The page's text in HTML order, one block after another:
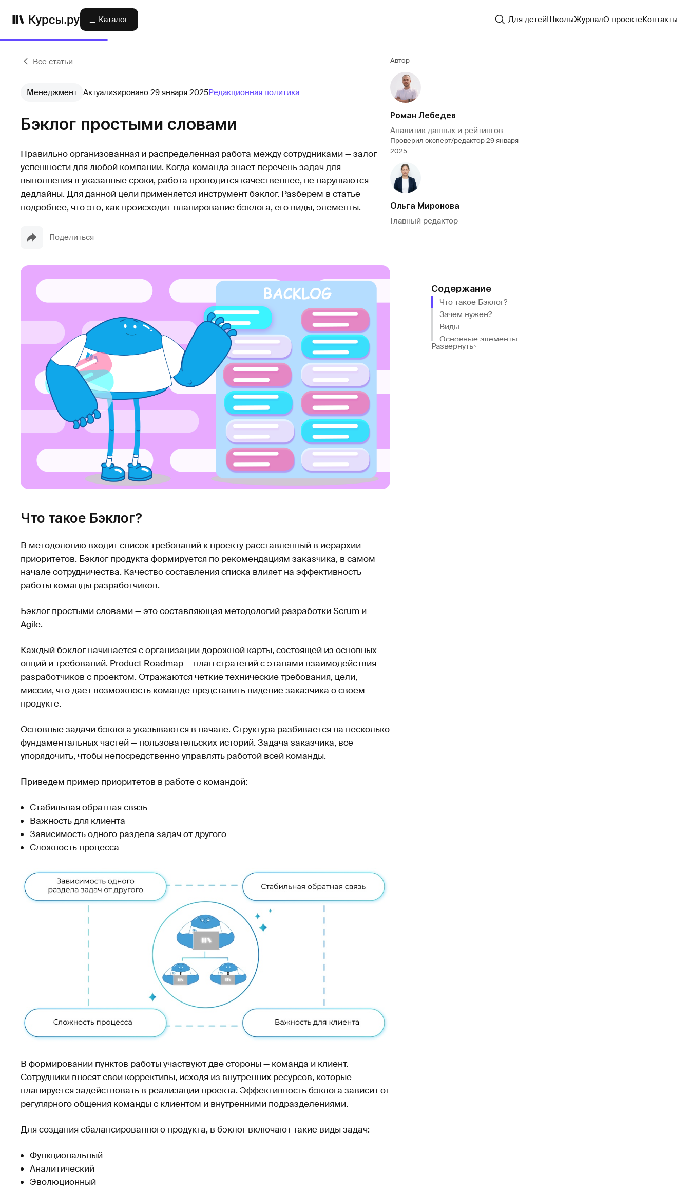
Каталог Для детейШколыЖурналО проектеКонтакты
Все статьи
Менеджмент Актуализировано 29 января 2025Редакционная политика
Бэклог простыми словами
Правильно организованная и распределенная работа между сотрудниками — залог
успешности для любой компании. Когда команда знает перечень задач для
выполнения в указанные сроки, работа проводится качественнее, не нарушаются
дедлайны. Для данной цели применяется инструмент бэклог. Разберем в статье
подробнее, что это, как происходит планирование бэклога, его виды, элементы.
Поделиться
Автор
Роман Лебедев
Аналитик данных и рейтингов
Проверил эксперт/редактор29 января
2025
Ольга Миронова
Главный редактор
Что такое Бэклог?
В методологию входит список требований к проекту расставленный в иерархии
приоритетов. Бэклог продукта формируется по рекомендациям заказчика, в самом
начале сотрудничества. Качество составления списка влияет на эффективность
работы команды разработчиков.
Бэклог простыми словами — это составляющая методологий разработки Scrum и
Agile.
Каждый бэклог начинается с организации дорожной карты, состоящей из основных
опций и требований. Product Roadmap — план стратегий с этапами взаимодействия
разработчиков с проектом. Отражаются четкие технические требования, цели,
миссии, что дает возможность команде представить видение заказчика о своем
продукте.
Основные задачи бэклога указываются в начале. Структура разбивается на несколько
фундаментальных частей — пользовательских историй. Задача заказчика, все
упорядочить, чтобы непосредственно управлять работой всей команды.
Приведем пример приоритетов в работе с командой:
Стабильная обратная связь
Важность для клиента
Зависимость одного раздела задач от другого
Сложность процесса
В формировании пунктов работы участвуют две стороны — команда и клиент.
Сотрудники вносят свои коррективы, исходя из внутренних ресурсов, которые
планируется задействовать в реализации проекта. Эффективность бэклога зависит от
регулярного общения команды с клиентом и внутренними подразделениями.
Для создания сбалансированного продукта, в бэклог включают такие виды задач:
Функциональный
Аналитический
Эволюционный
Содержание
Что такое Бэклог?
Зачем нужен?
Виды
Основные элементы
Развернуть